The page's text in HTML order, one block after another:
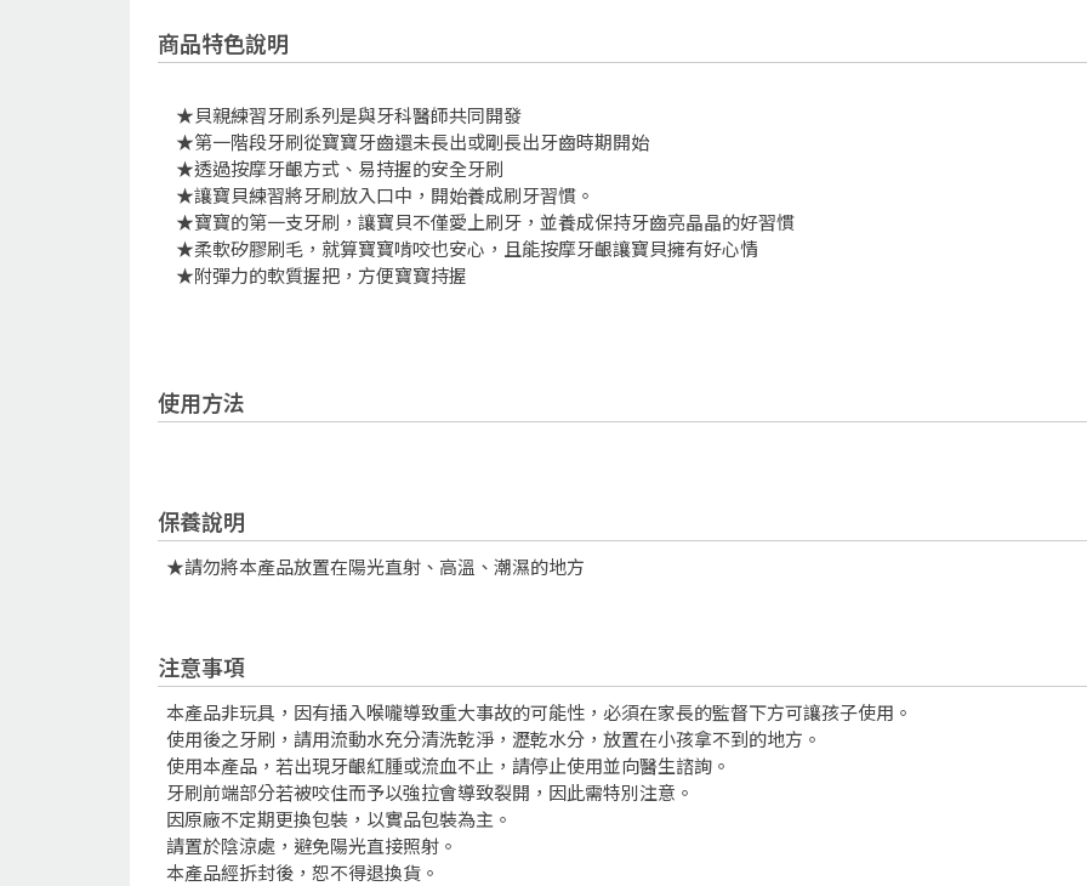
商品特色說明
★貝親練習牙刷系列是與牙科醫師共同開發
★第一階段牙刷從寶寶牙齒還未長出或剛長出牙齒時期開始
★透過按摩牙齦方式、易持握的安全牙刷
★讓寶貝練習將牙刷放入口中，開始養成刷牙習慣。
★寶寶的第一支牙刷，讓寶貝不僅愛上刷牙，並養成保持牙齒亮晶晶的好習慣
★柔軟矽膠刷毛，就算寶寶啃咬也安心，且能按摩牙齦讓寶貝擁有好心情
★附彈力的軟質握把，方便寶寶持握
使用方法
保養說明
★請勿將本產品放置在陽光直射、高溫、潮濕的地方
注意事項
本產品非玩具，因有插入喉嚨導致重大事故的可能性，必須在家長的監督下方可讓孩子使用。
使用後之牙刷，請用流動水充分清洗乾淨，瀝乾水分，放置在小孩拿不到的地方。
使用本產品，若出現牙齦紅腫或流血不止，請停止使用並向醫生諮詢。
牙刷前端部分若被咬住而予以強拉會導致裂開，因此需特別注意。
因原廠不定期更換包裝，以實品包裝為主。
請置於陰涼處，避免陽光直接照射。
本產品經拆封後，恕不得退換貨。